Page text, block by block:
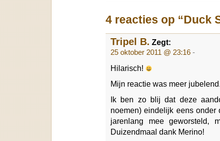
4 reacties op “Duck
Tripel B. Zegt:
25 oktober 2011 @ 23:16 -
Hilarisch!
Mijn reactie was meer
Ik ben zo blij dat deze
noemen) eindelijk eens
jarenlang mee geworsteld,
Duizendmaal dank Merino!